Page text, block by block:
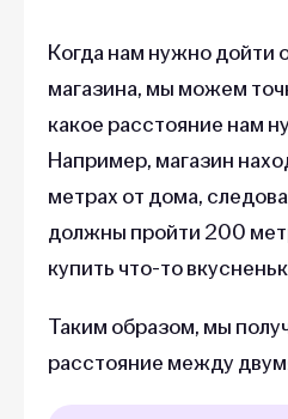
Когда нам нужно дойти
магазина, мы можем
какое расстояние нам
Например, магазин
метрах от дома,
должны пройти 200
купить что-то
Таким образом, мы
расстояние между